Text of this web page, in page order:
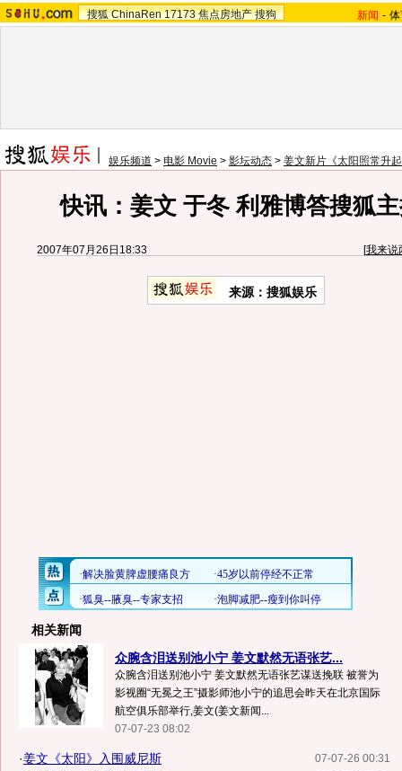
搜狐 ChinaRen 17173 焦点房地产 搜狗 新闻 -
娱乐频道 > 电影 Movie > 影坛动态 > 姜文新片《太阳照常升
快讯：姜文 于冬 利雅博答搜狐
2007年07月26日18:33 [我来说
来源：搜狐娱乐
相关新闻
众腕含泪送别池小宁 姜文默然无语张艺...
众腕含泪送别池小宁 姜文默然无语张艺谋送挽联 被誉为
影视圈“无冕之王”摄影师池小宁的追思会昨天在北京国际
航空俱乐部举行,姜文(姜文新闻...
07-07-23 08:02
07-07-26 00:31
·姜文《太阳》入围威尼斯